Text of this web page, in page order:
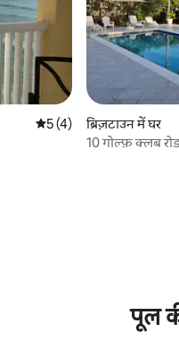
औसत रेटिंग 5 में से 5, 4
5 (4)
ब्रिज़टाउन में घर
10 गोल्फ़ क्लब
पूल